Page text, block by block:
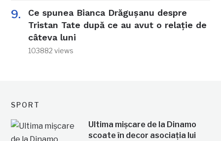
Ce spunea Bianca Drăgușanu despre
Tristan Tate după ce au avut o relație de
câteva luni
103882 views
SPORT
Ultima mișcare de la Dinamo
scoate în decor asociația lui